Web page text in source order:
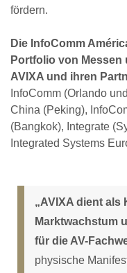
fördern.
Die InfoComm
Portfolio von
AVIXA und ihren
InfoComm (Orlando
China (Peking),
(Bangkok), Integrate
Integrated Systems
„AVIXA dient als
Marktwachstum
für die AV-
physische